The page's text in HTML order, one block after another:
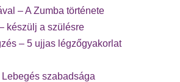
– A Zumba története
készülj a szülésre
– 5 ujjas légzőgyakorlat
szabadsága